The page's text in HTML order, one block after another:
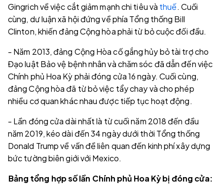
Gingrich về việc cắt giảm mạnh chi tiêu và thuế. Cuối
cùng, dư luận xã hội đứng về phía Tổng thống Bill
Clinton, khiến đảng Cộng hòa phải từ bỏ cuộc đối đầu.
- Năm 2013, đảng Cộng Hòa cố gắng hủy bỏ tài trợ cho
Đạo luật Bảo vệ bệnh nhân và chăm sóc đã dẫn đến việc
Chính phủ Hoa Kỳ phải đóng cửa 16 ngày. Cuối cùng,
đảng Cộng hòa đã từ bỏ việc tẩy chay và cho phép
nhiều cơ quan khác nhau được tiếp tục hoạt động.
- Lần đóng cửa dài nhất là từ cuối năm 2018 đến đầu
năm 2019, kéo dài đến 34 ngày dưới thời Tổng thống
Donald Trump về vấn đề liên quan đến kinh phí xây dựng
bức tường biên giới với Mexico.
Bảng tổng hợp số lần Chính phủ Hoa Kỳ bị đóng cửa: